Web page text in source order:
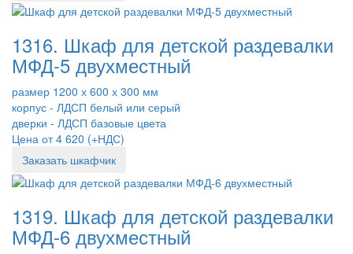
1316. Шкаф для детской раздевалки
МФД-5 двухместный
размер 1200 х 600 х 300 мм
корпус - ЛДСП белый или серый
дверки - ЛДСП базовые цвета
Цена от 4 620 (+НДС)
Заказать шкафчик
1319. Шкаф для детской раздевалки
МФД-6 двухместный